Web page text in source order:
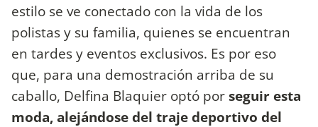
estilo se ve conectado con la vida de los
polistas y su familia, quienes se encuentran
en tardes y eventos exclusivos. Es por eso
que, para una demostración arriba de su
caballo, Delfina Blaquier optó porseguir esta
moda, alejándose del traje deportivo del